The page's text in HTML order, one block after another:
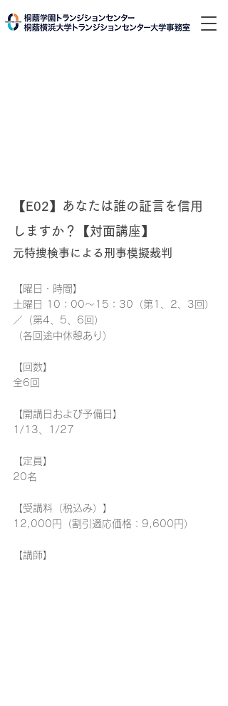
【E02】あなたは誰の証言を信用
しますか？【対面講座】
元特捜検事による刑事模擬裁判
【曜日・時間】
土曜日 10：00～15：30（第1、2、3回）
／（第4、5、6回）
（各回途中休憩あり）
【回数】
全6回
【開講日および予備日】
1/13、1/27
【定員】
20名
【受講料（税込み）】
12,000円（割引適応価格：9,600円）
【講師】